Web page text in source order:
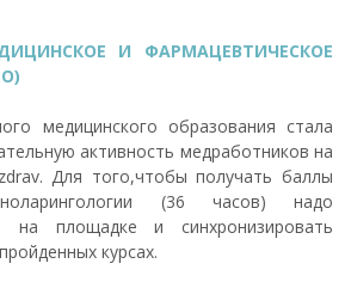
И ФАРМАЦЕВТИЧЕСКОЕ
медицинского образования стала
активность медработников на
Для того,чтобы получать баллы
(36 часов) надо
на площадке и синхронизировать
курсах.